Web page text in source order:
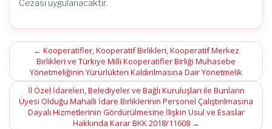
Cezası uygulanacaktır.
Post
navigation
← Kooperatifler, Kooperatif Birlikleri, Kooperatif Merkez
Birlikleri ve Türkiye Milli Kooperatifler Birliği Muhasebe
Yönetmeliğinin Yürürlükten Kaldırılmasına Dair Yönetmelik
İl Özel İdareleri, Belediyeler ve Bağlı Kuruluşları ile Bunların
Üyesi Olduğu Mahalli İdare Birliklerinin Personel Çalıştırılmasına
Dayalı Hizmetlerinin Gördürülmesine İlişkin Usul ve Esaslar
Hakkında Karar BKK 2018/11608 →